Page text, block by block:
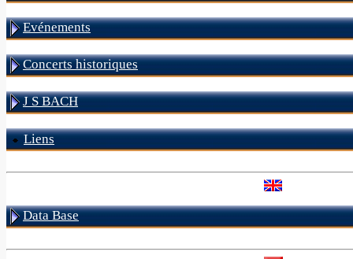
Evénements
Concerts historiques
J S BACH
Liens
Data Base